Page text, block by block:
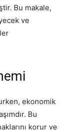
Bu makale,
ve
ekonomik
Bu
korur ve